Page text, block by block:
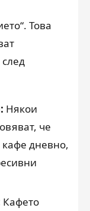
Това
Някои
че
дневно,
Кафето